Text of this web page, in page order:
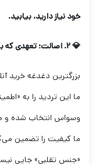
خود نیاز دارید، بیابید.
💎 ۲. اصالت؛ تعهدی که با آن زندگی می‌کنیم
بزرگترین دغدغه خرید
ما این تردید را به
وسواس انتخاب شده و
ما کیفیت را تضمین
«جنس تقلبی» جایی